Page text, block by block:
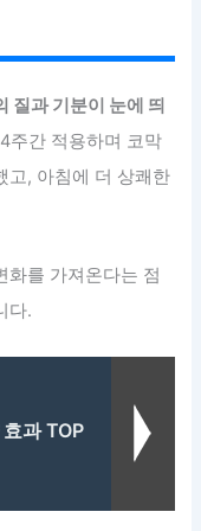
질과 기분이 눈에 띄
주간 적용하며 코막
고, 아침에 더 상쾌한
화를 가져온다는 점
다.
과 TOP